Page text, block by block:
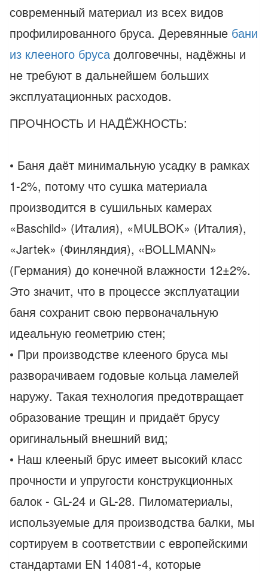
современный материал из всех видов
профилированного бруса. Деревянные бани
из клееного бруса долговечны, надёжны и
не требуют в дальнейшем больших
эксплуатационных расходов.
ПРОЧНОСТЬ И НАДЁЖНОСТЬ:
• Баня даёт минимальную усадку в рамках
1-2%, потому что сушка материала
производится в сушильных камерах
«Baschild» (Италия), «МULBOK» (Италия),
«Jartek» (Финляндия), «BОLLMANN»
(Германия) до конечной влажности 12±2%.
Это значит, что в процессе эксплуатации
баня сохранит свою первоначальную
идеальную геометрию стен;
• При производстве клееного бруса мы
разворачиваем годовые кольца ламелей
наружу. Такая технология предотвращает
образование трещин и придаёт брусу
оригинальный внешний вид;
• Наш клееный брус имеет высокий класс
прочности и упругости конструкционных
балок - GL-24 и GL-28. Пиломатериалы,
используемые для производства балки, мы
сортируем в соответствии с европейскими
стандартами EN 14081-4, которые